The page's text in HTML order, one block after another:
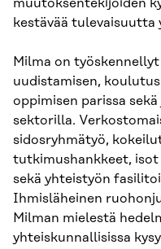
muutoksentekijöiden
kestävää tulevaisuutta
Milma on
uudistamisen,
oppimisen parissa
sektorilla.
sidosryhmätyö,
tutkimushankkeet,
sekä yhteistyön
Ihmisläheinen
Milman mielestä
yhteiskunnallisissa